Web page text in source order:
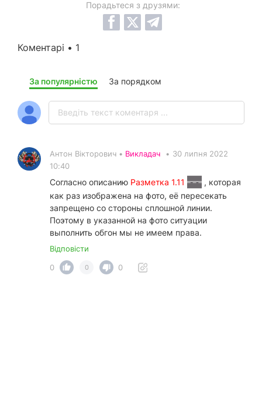
Порадьтеся з друзями:
Коментарі • 1
За популярністю За порядком
Антон Вікторович • Викладач • 30 липня 2022
10:40
Согласно описанию Разметка 1.11
, которая
как раз изображена на фото, её пересекать
запрещено со стороны сплошной линии.
Поэтому в указанной на фото ситуации
выполнить обгон мы не имеем права.
Відповісти
0
0 0